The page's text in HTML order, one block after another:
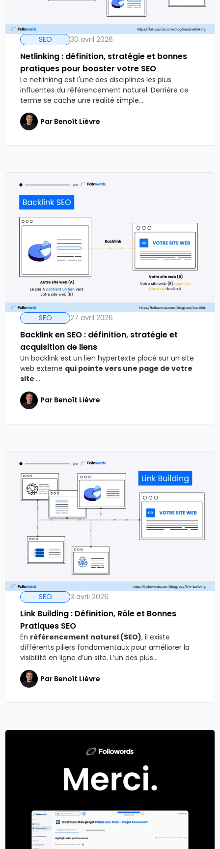
SEO 30 avril 2026
Netlinking : définition, stratégie et bonnes
pratiques pour booster votre SEO
Le netlinking est l'une des disciplines les plus
influentes du référencement naturel. Derrière ce
terme se cache une réalité simple...
Par Benoît Lièvre
SEO 27 avril 2026
Backlink en SEO : définition, stratégie et
acquisition de liens
Un backlink est un lien hypertexte placé sur un site
web externe qui pointe vers une page de votre
site....
Par Benoît Lièvre
SEO 3 avril 2026
Link Building : Définition, Rôle et Bonnes
Pratiques SEO
En référencement naturel (SEO), il existe
différents piliers fondamentaux pour améliorer la
visibilité en ligne d’un site. L’un des plus...
Par Benoît Lièvre